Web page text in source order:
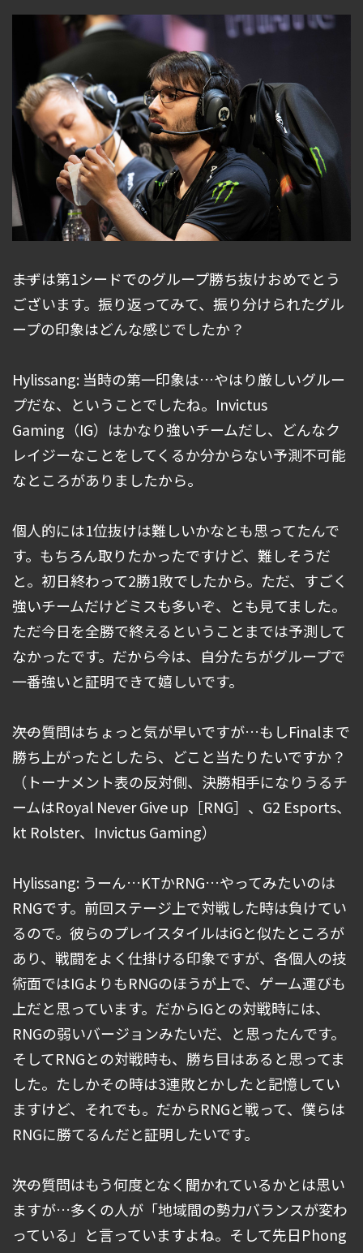
――まずは第1シードでのグループ勝ち抜けおめでとう
ございます。振り返ってみて、振り分けられたグル
ープの印象はどんな感じでしたか？
Hylissang: 当時の第一印象は…やはり厳しいグルー
プだな、ということでしたね。Invictus
Gaming（IG）はかなり強いチームだし、どんなク
レイジーなことをしてくるか分からない予測不可能
なところがありましたから。
個人的には1位抜けは難しいかなとも思ってたんで
す。もちろん取りたかったですけど、難しそうだ
と。初日終わって2勝1敗でしたから。ただ、すごく
強いチームだけどミスも多いぞ、とも見てました。
ただ今日を全勝で終えるということまでは予測して
なかったです。だから今は、自分たちがグループで
一番強いと証明できて嬉しいです。
――次の質問はちょっと気が早いですが…もしFinalまで
勝ち上がったとしたら、どこと当たりたいですか？
（トーナメント表の反対側、決勝相手になりうるチ
ームはRoyal Never Give up［RNG］、G2 Esports、
kt Rolster、Invictus Gaming）
Hylissang: うーん…KTかRNG…やってみたいのは
RNGです。前回ステージ上で対戦した時は負けてい
るので。彼らのプレイスタイルはiGと似たところが
あり、戦闘をよく仕掛ける印象ですが、各個人の技
術面ではIGよりもRNGのほうが上で、ゲーム運びも
上だと思っています。だからIGとの対戦時には、
RNGの弱いバージョンみたいだ、と思ったんです。
そしてRNGとの対戦時も、勝ち目はあると思ってま
した。たしかその時は3連敗とかしたと記憶してい
ますけど、それでも。だからRNGと戦って、僕らは
RNGに勝てるんだと証明したいです。
――次の質問はもう何度となく聞かれているかとは思い
ますが…多くの人が「地域間の勢力バランスが変わ
っている」と言っていますよね。そして先日Phong